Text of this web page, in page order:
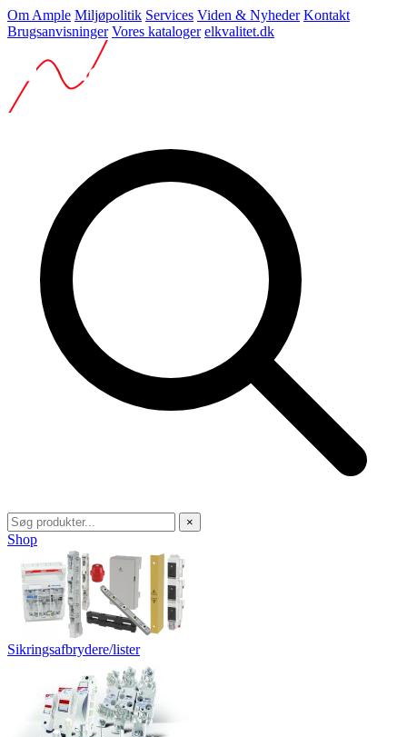
Om Ample Miljøpolitik Services Viden & Nyheder Kontakt
Brugsanvisninger Vores kataloger elkvalitet.dk
×
Shop
Sikringsafbrydere/lister